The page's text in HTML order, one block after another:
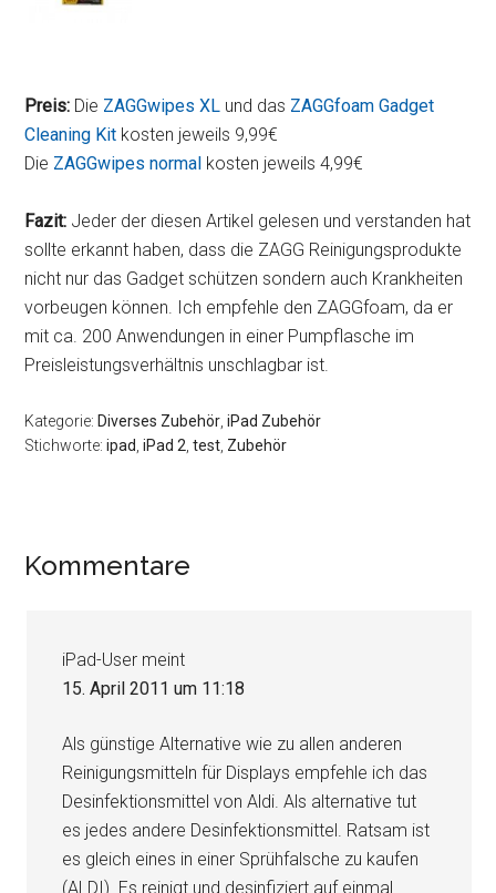
Preis: Die ZAGGwipes XL und das ZAGGfoam Gadget
Cleaning Kit kosten jeweils 9,99€
Die ZAGGwipes normal kosten jeweils 4,99€
Fazit: Jeder der diesen Artikel gelesen und verstanden hat
sollte erkannt haben, dass die ZAGG Reinigungsprodukte
nicht nur das Gadget schützen sondern auch Krankheiten
vorbeugen können. Ich empfehle den ZAGGfoam, da er
mit ca. 200 Anwendungen in einer Pumpflasche im
Preisleistungsverhältnis unschlagbar ist.
Kategorie:Diverses Zubehör ,iPad Zubehör
Stichworte:ipad ,iPad 2 ,test Zubehör
Leser-
Kommentare
iPad-User meint
15. April 2011 um 11:18
Als günstige Alternative wie zu allen anderen
Reinigungsmitteln für Displays empfehle ich das
Desinfektionsmittel von Aldi. Als alternative tut
es jedes andere Desinfektionsmittel. Ratsam ist
es gleich eines in einer Sprühfalsche zu kaufen
(ALDI). Es reinigt und desinfiziert auf einmal.